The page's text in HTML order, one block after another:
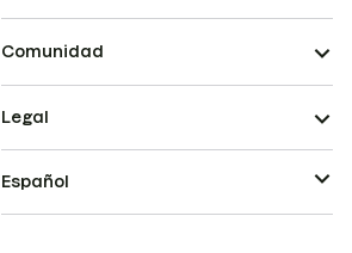
Comunidad
Legal
Español